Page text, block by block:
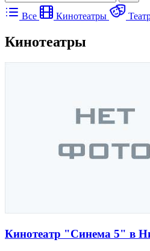
Все Кинотеатры
Кинотеатры
Кинотеатр "Синема 5" в